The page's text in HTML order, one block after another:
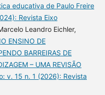
educativa de Paulo Freire
Revista Eixo
Leandro Eichler,
ENSINO DE
BARREIRAS DE
– UMA REVISÃO
v. 15 n. 1 (2026): Revista